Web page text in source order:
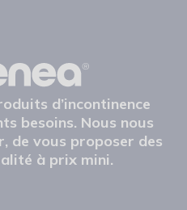
d’incontinence
besoins. Nous nous
de vous proposer des
à prix mini.